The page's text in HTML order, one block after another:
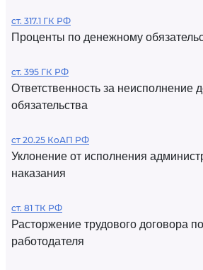
ст. 317.1 ГК РФ
Проценты по денежному
ст. 395 ГК РФ
Ответственность за неисполнение
обязательства
ст 20.25 КоАП РФ
Уклонение от исполнения
наказания
ст. 81 ТК РФ
Расторжение трудового договора
работодателя